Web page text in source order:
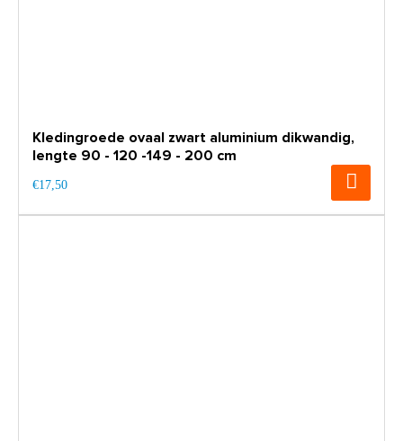
Kledingroede ovaal zwart aluminium dikwandig,
lengte 90 - 120 -149 - 200 cm
€17,50